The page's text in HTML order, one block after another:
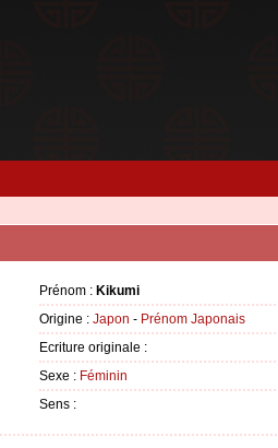
Prénom : Kikumi
Origine : Japon - Prénom Japonais
Ecriture originale :
Sexe : Féminin
Sens :